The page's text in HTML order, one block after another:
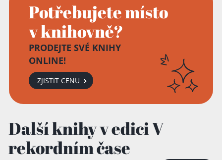
Potřebujete místo
v knihovně?
PRODEJTE SVÉ KNIHY
ONLINE!
ZJISTIT CENU
Další knihy v edici V
rekordním čase